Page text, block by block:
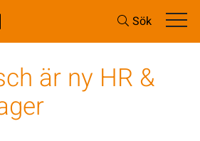
Sök
är ny HR &